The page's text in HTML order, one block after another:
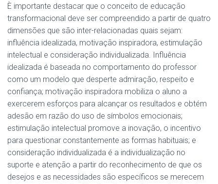
È importante destacar que o conceito de educação
transformacional deve ser compreendido a partir de quatro
dimensões que são inter-relacionadas quais sejam:
influência idealizada, motivação inspiradora, estimulação
intelectual e consideração individualizada. Influência
idealizada é baseada no comportamento do professor
como um modelo que desperte admiração, respeito e
confiança; motivação inspiradora mobiliza o aluno a
exercerem esforços para alcançar os resultados e obtém
adesão em razão do uso de símbolos emocionais;
estimulação intelectual promove a inovação, o incentivo
para questionar constantemente as formas habituais; e
consideração individualizada é a individualização no
suporte e atenção a partir do reconhecimento de que os
desejos e as necessidades são específicos se merecem